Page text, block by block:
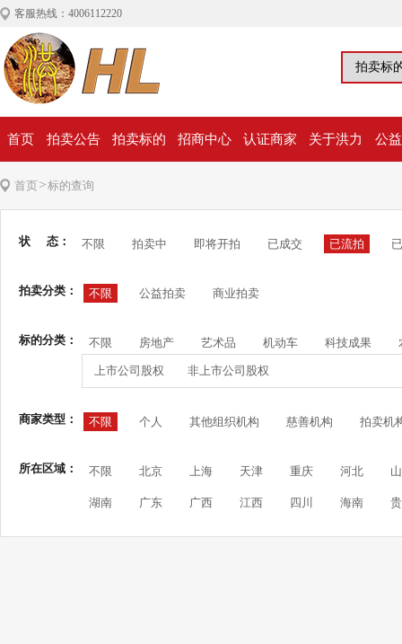
客服热线：4006112220
首页 拍卖公告 拍卖标的 招商中心 认证商家 关于洪力 公
首页>标的查询
状 态： 不限 拍卖中 即将开拍 已成交 已流拍
拍卖分类： 不限 公益拍卖 商业拍卖
标的分类： 不限 房地产 艺术品 机动车 科技成果
上市公司股权 非上市公司股权
商家类型： 不限 个人 其他组织机构 慈善机构 拍卖机
所在区域： 不限 北京 上海 天津 重庆 河北
湖南 广东 广西 江西 四川 海南